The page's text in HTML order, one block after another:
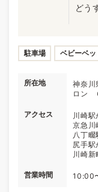
どう
駐車場 ベビーベッ
所在地
神奈
ロン
アクセス
川崎
京急川
八丁
尻手駅
川崎
営業時間 10:00